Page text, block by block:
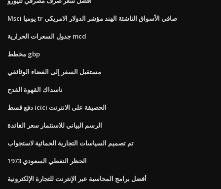
Msci يوميا tr صافي الأسواق الناشئة الهند مؤشر الدولار الامريكي
جدول السعرات الحرارية mcd
مخطط gbp
مستقبل السفر إلى الفضاء الوثائقي
ناسداك القهوة القدح
دفع قسط icici الحصيفة على الانترنت
الرسم البياني للاستثمار سعر الفائدة
تم تصميم السياسات التجارية الحمائية لاستجواب
1973 الحظر النفطي السعودي
أفضل برامج المحاسبة عبر الإنترنت للتجارة الإلكترونية